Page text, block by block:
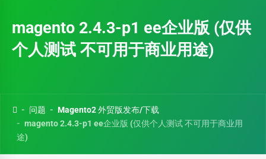
magento 2.4.3-p1 ee企业版 (仅供
个人测试 不可用于商业用途)
问题
Magento2 外贸版发布/下载
magento 2.4.3-p1 ee企业版 (仅供个人测试 不可用于商业用
途)